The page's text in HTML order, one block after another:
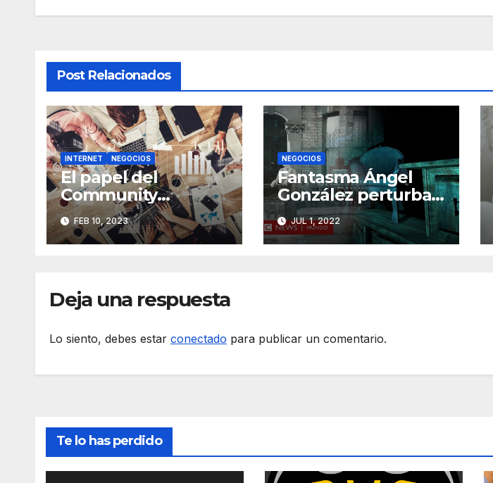
entradas
Post Relacionados
INTERNET NEGOCIOS
El papel del
Community
Manager como
profesional del
marketing
FEB 10, 2023
NEGOCIOS
Fantasma Ángel
González perturba
los sueños de los
corruptos
JUL 1, 2022
Deja una respuesta
Lo siento, debes estar conectado para publicar un comentario.
Te lo has perdido